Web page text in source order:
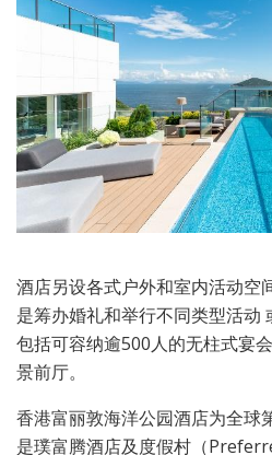
酒店另设各式户外和室内活动空
是筹办婚礼和举行不同类型活动
包括可容纳逾500人的无柱式宴
景前厅。
香港富丽敦海洋公园酒店为全球
是璞富腾酒店及度假村（